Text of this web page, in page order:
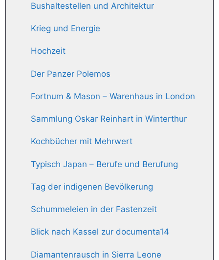
Bushaltestellen und Architektur
Krieg und Energie
Hochzeit
Der Panzer Polemos
Fortnum & Mason – Warenhaus in London
Sammlung Oskar Reinhart in Winterthur
Kochbücher mit Mehrwert
Typisch Japan – Berufe und Berufung
Tag der indigenen Bevölkerung
Schummeleien in der Fastenzeit
Blick nach Kassel zur documenta14
Diamantenrausch in Sierra Leone